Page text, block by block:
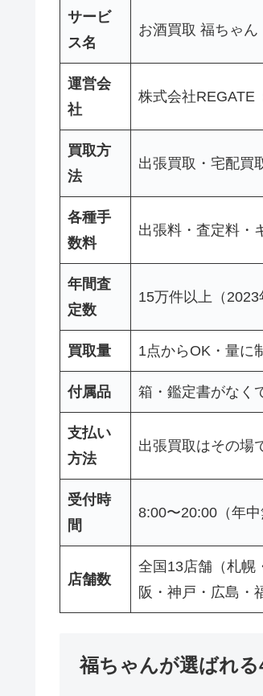
サービ
ス名
お酒買取 福ちゃん
運営会
社
株式会社REGATE
買取方
法
出張買取・宅配買
各種手
数料
出張料・査定料・
年間査
定数
15万件以上（2023
買取量 1点からOK・量に
付属品 箱・鑑定書がなく
支払い
方法
出張買取はその場
受付時
間
8:00〜20:00（年中
店舗数
全国13店舗（札幌
阪・神戸・広島・
福ちゃんが選ばれ